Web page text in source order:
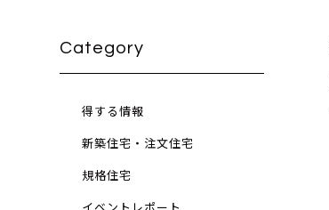
Category
得する情報
新築住宅・注文住宅
規格住宅